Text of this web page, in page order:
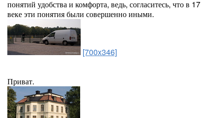
понятий удобства и комфорта, ведь, согласитесь, что в 17
веке эти понятия были совершенно иными.
[700x346]
Приват.